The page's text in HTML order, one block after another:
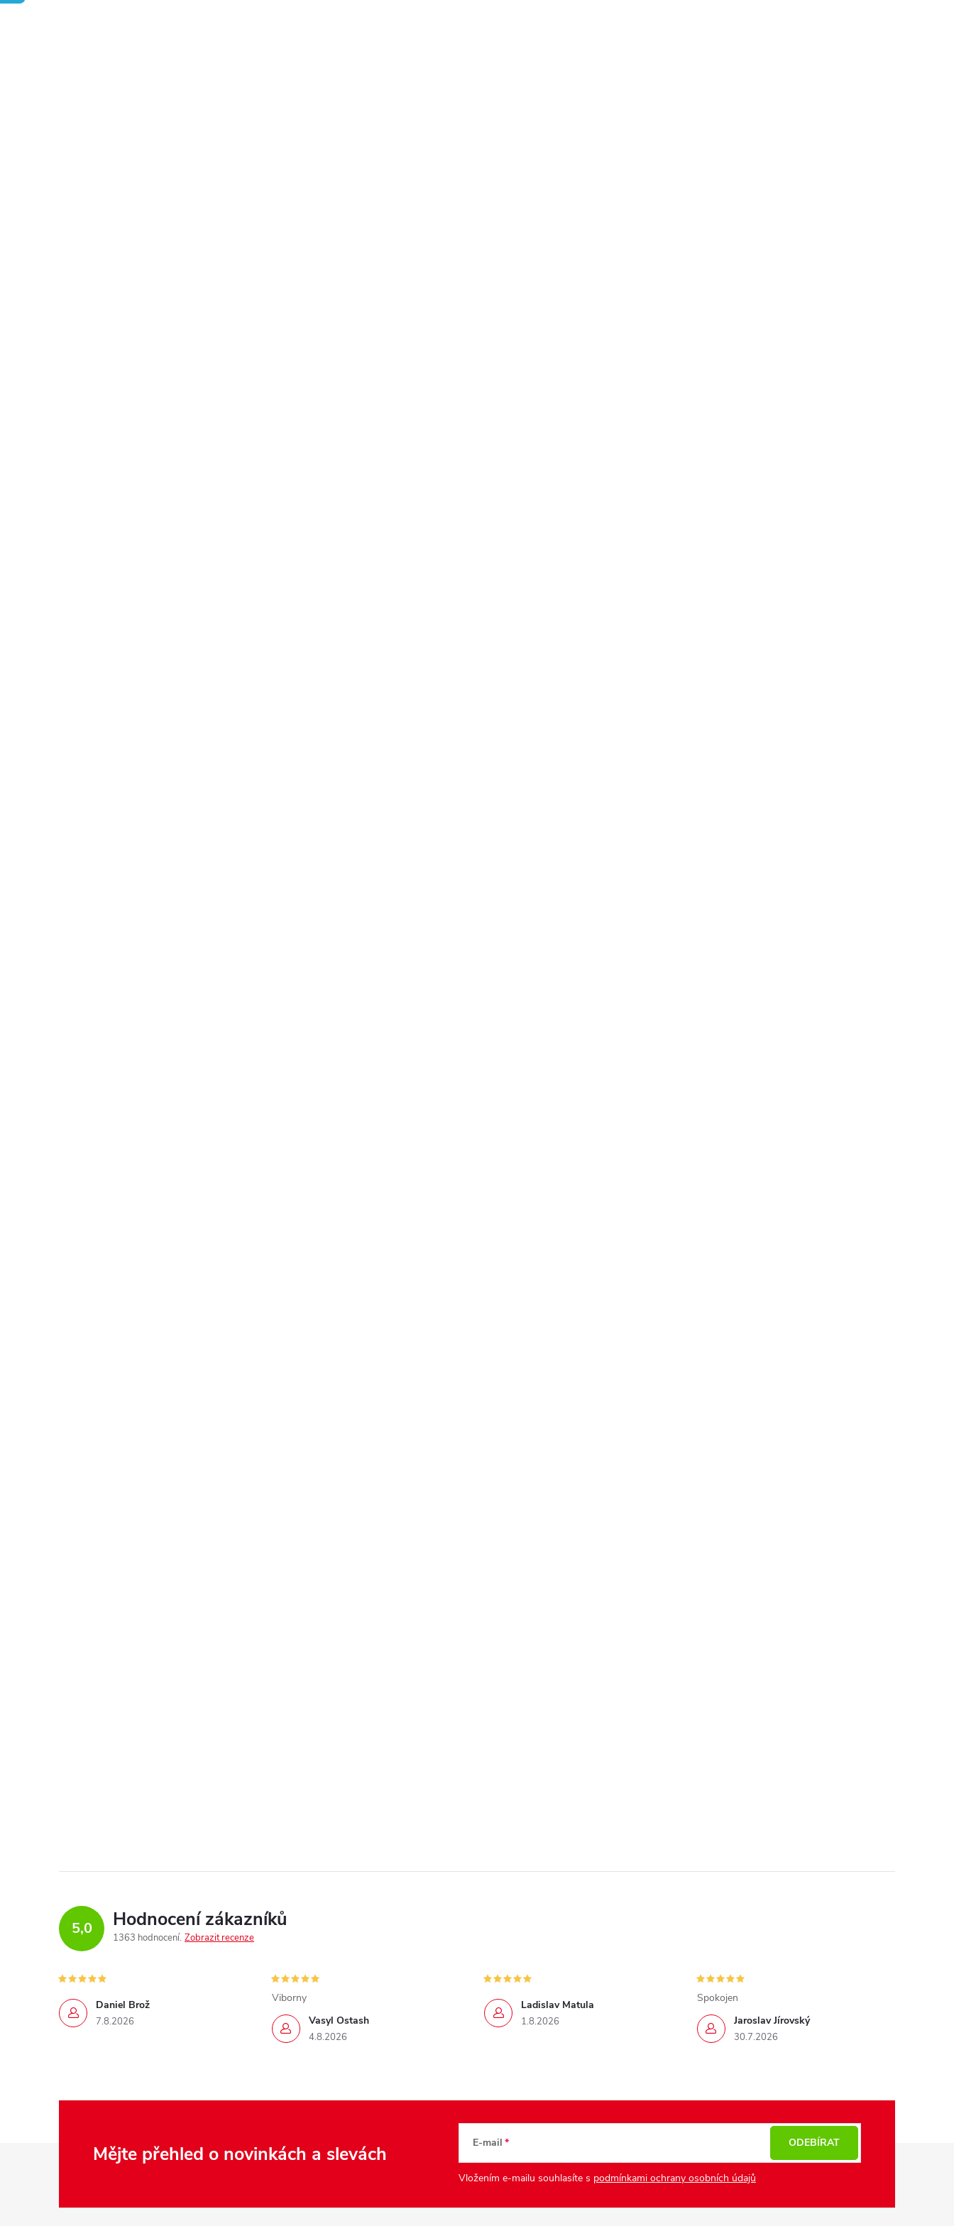
5,0 Hodnocení zákazníků
1363 hodnocení Zobrazit recenze
Daniel Brož
7.8.2026 Vasyl Ostash
4.8.2026
Viborny
Ladislav Matula
1.8.2026 Jaroslav Jírovský
30.7.2026
Spokojen
Mějte přehled o novinkách a slevách E-mail
Vložením e-mailu souhlasíte s podmínkami ochrany osobních údajů
ODEBÍRAT